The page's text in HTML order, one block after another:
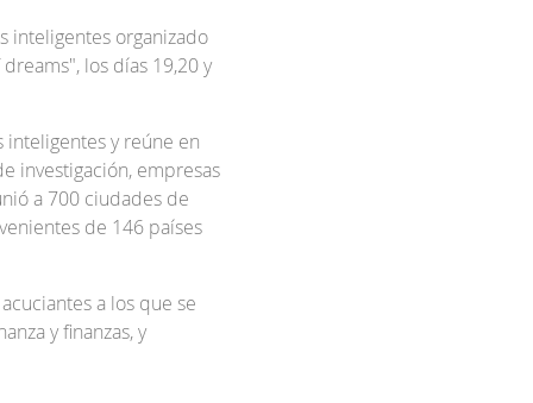
inteligentes organizado
los días 19,20 y
y reúne en
investigación, empresas
a 700 ciudades de
de 146 países
a los que se
y finanzas, y